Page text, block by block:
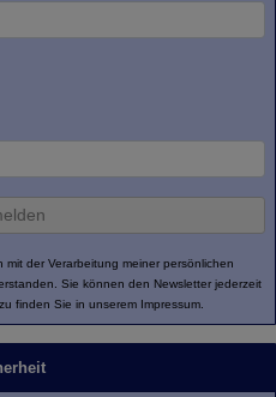
der Verarbeitung meiner persönlichen
Sie können den Newsletter jederzeit
finden Sie in unserem Impressum.